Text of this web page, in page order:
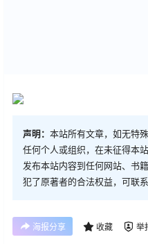
声明： 本站所有文章，如无特
任何个人或组织，在未征得本
发布本站内容到任何网站、书
犯了原著者的合法权益，可联
海报分享 收藏 举